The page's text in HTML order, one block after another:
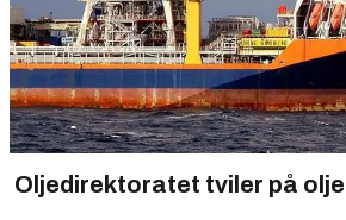
Oljedirektoratet tviler på